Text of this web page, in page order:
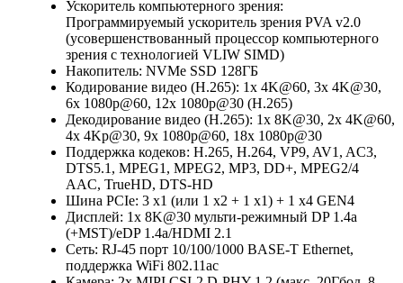
Ускоритель компьютерного зрения:
Программируемый ускоритель зрения PVA v2.0
(усовершенствованный процессор компьютерного
зрения с технологией VLIW SIMD)
Накопитель: NVMe SSD 128ГБ
Кодирование видео (H.265): 1x 4K@60, 3x 4K@30,
6x 1080p@60, 12x 1080p@30 (H.265)
Декодирование видео (H.265): 1x 8K@30, 2x 4K@60,
4x 4Kp@30, 9x 1080p@60, 18x 1080p@30
Поддержка кодеков: H.265, H.264, VP9, AV1, AC3,
DTS5.1, MPEG1, MPEG2, MP3, DD+, MPEG2/4
AAC, TrueHD, DTS-HD
Шина PCIe: 3 x1 (или 1 x2 + 1 x1) + 1 x4 GEN4
Дисплей: 1x 8K@30 мульти-режимный DP 1.4a
(+MST)/eDP 1.4a/HDMI 2.1
Сеть: RJ-45 порт 10/100/1000 BASE-T Ethernet,
поддержка WiFi 802.11ac